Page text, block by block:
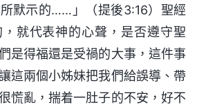
默示的……」（提後3:16）聖經
就代表神的心聲，是否遵守聖
是得福還是受禍的大事，這件事
這兩個小姊妹把我們給誤導、帶
慌亂，揣着一肚子的不安，好不